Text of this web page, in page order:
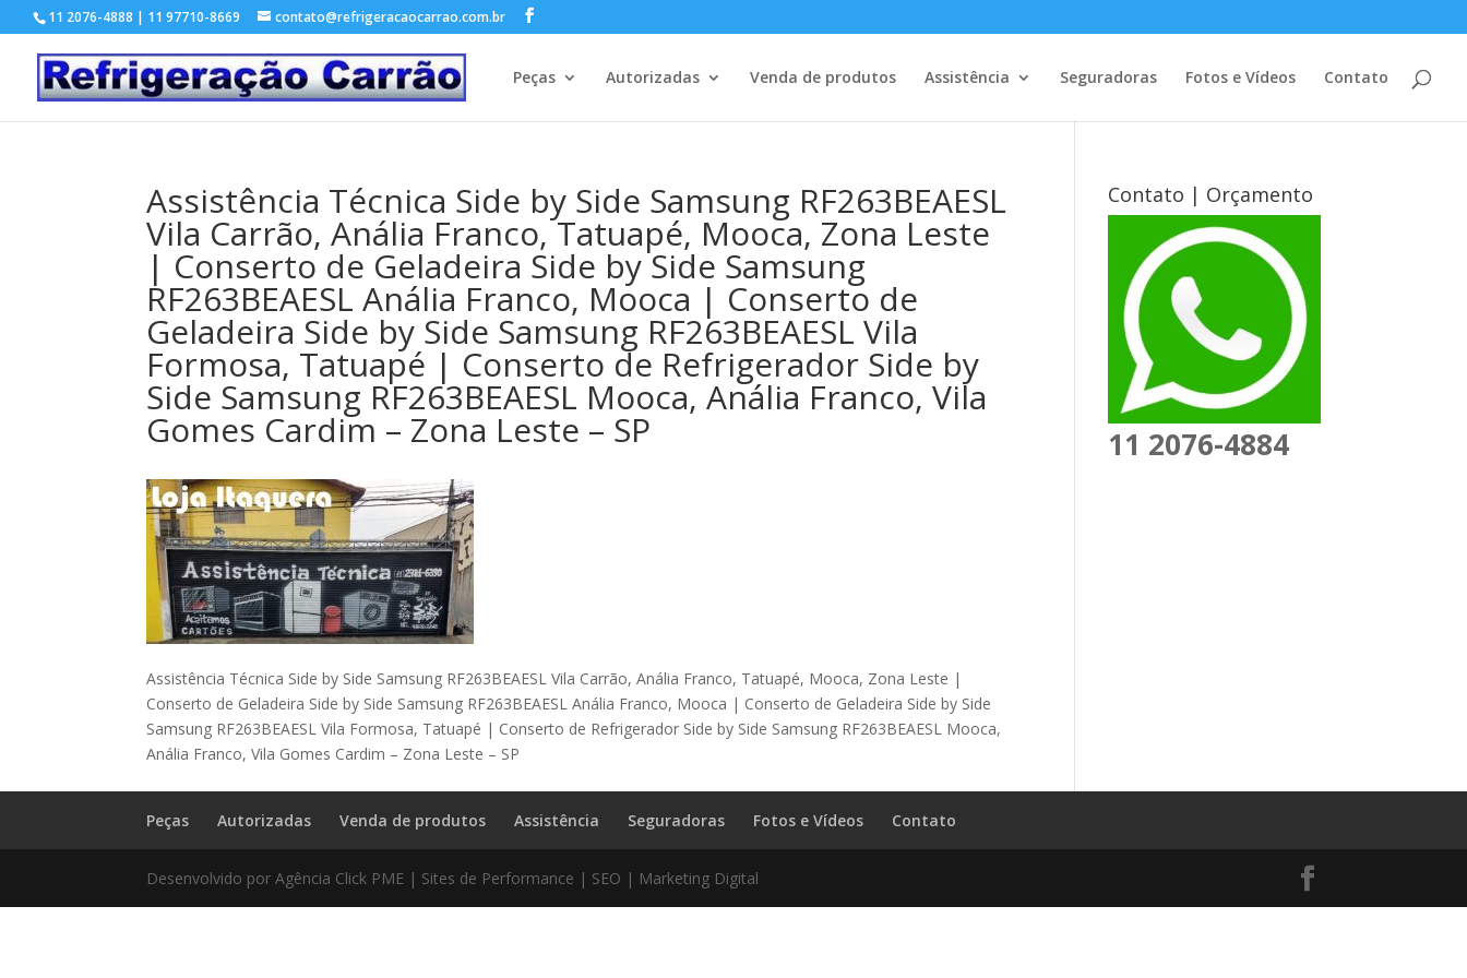
11 2076-4888 | 11 97710-8669 contato@refrigeracaocarrao.com.br
Peças Autorizadas Venda de produtos Assistência Seguradoras Fotos e Vídeos Contato
Assistência Técnica Side by Side Samsung RF263BEAESL
Vila Carrão, Anália Franco, Tatuapé, Mooca, Zona Leste
| Conserto de Geladeira Side by Side Samsung
RF263BEAESL Anália Franco, Mooca | Conserto de
Geladeira Side by Side Samsung RF263BEAESL Vila
Formosa, Tatuapé | Conserto de Refrigerador Side by
Side Samsung RF263BEAESL Mooca, Anália Franco, Vila
Gomes Cardim – Zona Leste – SP
Assistência Técnica Side by Side Samsung RF263BEAESL Vila Carrão, Anália Franco, Tatuapé, Mooca, Zona Leste |
Conserto de Geladeira Side by Side Samsung RF263BEAESL Anália Franco, Mooca | Conserto de Geladeira Side by Side
Samsung RF263BEAESL Vila Formosa, Tatuapé | Conserto de Refrigerador Side by Side Samsung RF263BEAESL Mooca,
Anália Franco, Vila Gomes Cardim – Zona Leste – SP
Contato | Orçamento
11 2076-4884
Peças Autorizadas Venda de produtos Assistência Seguradoras Fotos e Vídeos Contato
Desenvolvido por Agência Click PME | Sites de Performance | SEO | Marketing Digital